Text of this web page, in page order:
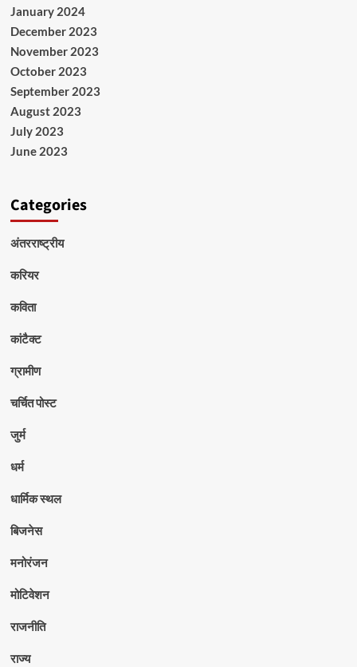
January 2024
December 2023
November 2023
October 2023
September 2023
August 2023
July 2023
June 2023
Categories
अंतरराष्ट्रीय
करियर
कविता
कांटैक्ट
ग्रामीण
चर्चित पोस्ट
जुर्म
धर्म
धार्मिक स्थल
बिजनेस
मनोरंजन
मोटिवेशन
राजनीति
राज्य